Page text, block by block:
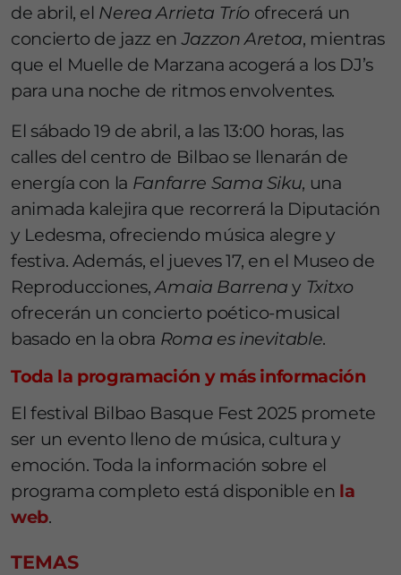
de abril, el Nerea Arrieta Trío ofrecerá un
concierto de jazz enJazzon Aretoa, mientras
que el Muelle de Marzana acogerá a los DJ’s
para una noche de ritmos envolventes.
El sábado 19 de abril, a las 13:00 horas, las
calles del centro de Bilbao se llenarán de
energía con la Fanfarre Sama Siku, una
animada kalejira que recorrerá la Diputación
y Ledesma, ofreciendo música alegre y
festiva. Además, el jueves 17, en el Museo de
Reproducciones,Amaia Barrena y Txitxo
ofrecerán un concierto poético-musical
basado en la obra Roma es inevitable.
Toda la programación y más información
El festival Bilbao Basque Fest 2025 promete
ser un evento lleno de música, cultura y
emoción. Toda la información sobre el
programa completo está disponible en la
web.
TEMAS